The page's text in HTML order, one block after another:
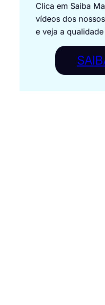
Clica em Saiba
vídeos dos
e veja a